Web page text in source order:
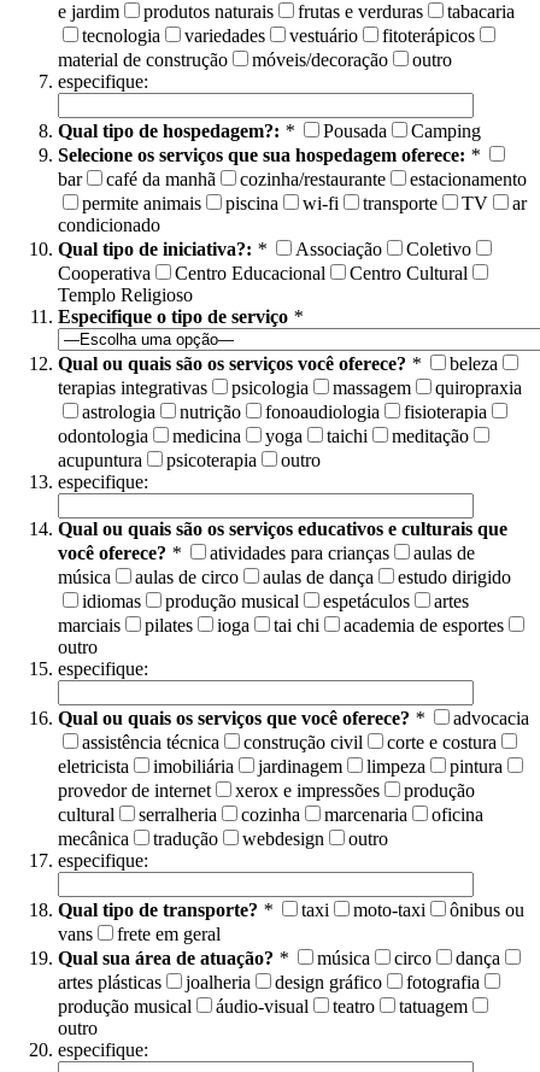
e jardim
produtos naturais frutas e verduras
tabacaria
tecnologia
variedades vestuário
fitoterápicos
material de construção
móveis/decoração
outro
especifique:
Qual tipo de hospedagem?: * Pousada
Camping
Selecione os serviços que sua hospedagem oferece: *
bar
café da manhã cozinha/restaurante
estacionamento
permite animais
piscina wi-fi transporte TV
ar
condicionado
Qual tipo de iniciativa?: * Associação
Coletivo
Cooperativa
Centro Educacional
Centro Cultural
Templo Religioso
Especifique o tipo de serviço *
Qual ou quais são os serviços você oferece? *
beleza
terapias integrativas
psicologia massagem
quiropraxia
astrologia
nutrição fonoaudiologia
fisioterapia
odontologia
medicina yoga taichi
meditação
acupuntura
psicoterapia
outro
especifique:
Qual ou quais são os serviços educativos e culturais que
você oferece? * atividades para crianças
aulas de
música
aulas de circo aulas de dança
estudo dirigido
idiomas
produção musical espetáculos
artes
marciais
pilates ioga tai chi
academia de esportes
outro
especifique:
Qual ou quais os serviços que você oferece? *
advocacia
assistência técnica
construção civil
corte e costura
eletricista
imobiliária jardinagem limpeza
pintura
provedor de internet
xerox e impressões
produção
cultural
serralheria cozinha marcenaria
oficina
mecânica
tradução webdesign
outro
especifique:
Qual tipo de transporte? * taxi moto-taxi
ônibus ou
vans
frete em geral
Qual sua área de atuação? * música circo
dança
artes plásticas
joalheria design gráfico
fotografia
produção musical
áudio-visual teatro
tatuagem
outro
especifique: